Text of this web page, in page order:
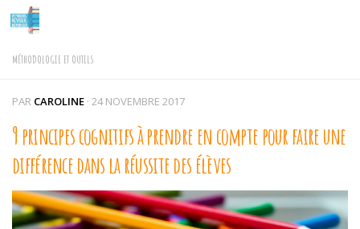
Skip to content
MÉTHODOLOGIE ET OUTILS
PAR CAROLINE · 24 NOVEMBRE 2017
9 principes cognitifs à prendre en compte pour faire une
différence dans la réussite des élèves